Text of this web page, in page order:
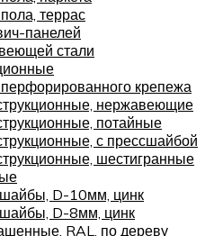
террас
панелей
стали
крепежа
нержавеющие
потайные
с прессшайбой
шестигранные
D-10мм, цинк
D-8мм, цинк
RAL, по дереву